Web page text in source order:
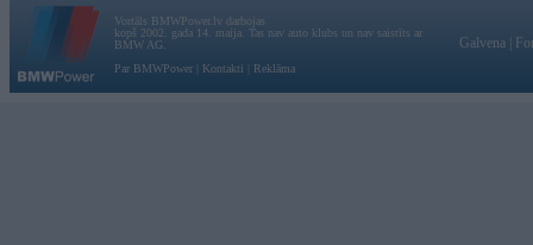
Vortāls BMWPower.lv darbojas
kopš 2002. gada 14. maija. Tas nav auto klubs un nav saistīts ar
BMW AG.
Par BMWPower
Kontakti Reklāma
Galvena